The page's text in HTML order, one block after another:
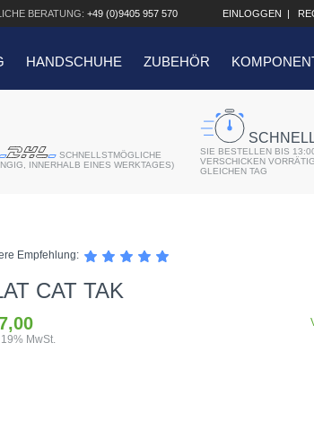
BERATUNG: +49 (0)9405 957 570 EINLOGGEN |
HANDSCHUHE ZUBEHÖR
SCHNELLSTMÖGLICHE
INNERHALB EINES WERKTAGES)
SIE BESTELLEN BIS
VERSCHICKEN
GLEICHEN TAG
Empfehlung:
CAT TAK
MwSt.